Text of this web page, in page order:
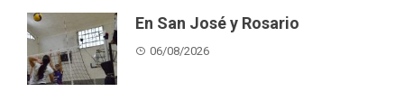
En San José y Rosario
06/08/2026